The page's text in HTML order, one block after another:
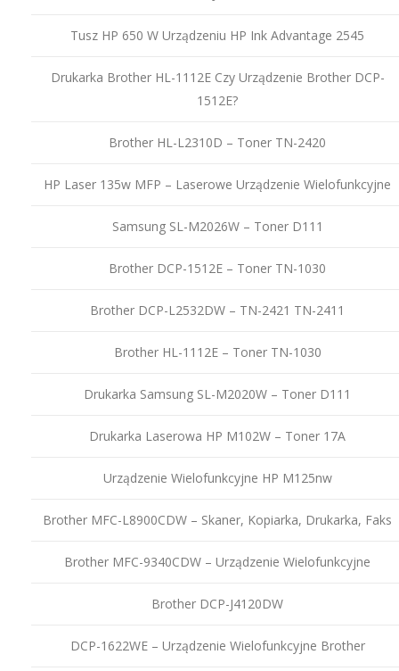
Tusz HP 650 W Urządzeniu HP Ink Advantage 2545
Drukarka Brother HL-1112E Czy Urządzenie Brother DCP-
1512E?
Brother HL-L2310D – Toner TN-2420
HP Laser 135w MFP – Laserowe Urządzenie Wielofunkcyjne
Samsung SL-M2026W – Toner D111
Brother DCP-1512E – Toner TN-1030
Brother DCP-L2532DW – TN-2421 TN-2411
Brother HL-1112E – Toner TN-1030
Drukarka Samsung SL-M2020W – Toner D111
Drukarka Laserowa HP M102W – Toner 17A
Urządzenie Wielofunkcyjne HP M125nw
Brother MFC-L8900CDW – Skaner, Kopiarka, Drukarka, Faks
Brother MFC-9340CDW – Urządzenie Wielofunkcyjne
Brother DCP-J4120DW
DCP-1622WE – Urządzenie Wielofunkcyjne Brother